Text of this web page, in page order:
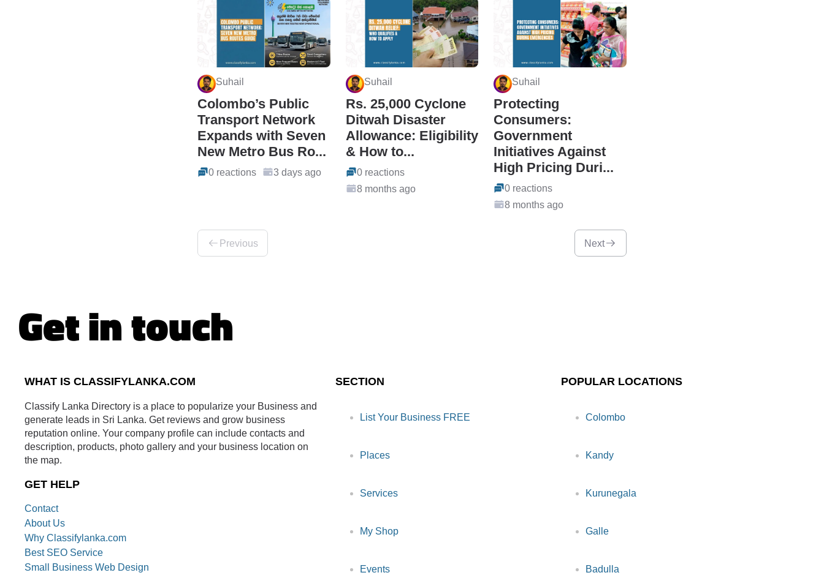
Suhail
Colombo’s Public
Transport Network
Expands with Seven
New Metro Bus Ro...
0 reactions 3 days ago
Suhail
Rs. 25,000 Cyclone
Ditwah Disaster
Allowance: Eligibility
& How to...
0 reactions
8 months ago
Suhail
Protecting
Consumers:
Government
Initiatives Against
High Pricing Duri...
0 reactions
8 months ago
Previous Next
Get in touch
WHAT IS CLASSIFYLANKA.COM
Classify Lanka Directory is a place to popularize your Business and
generate leads in Sri Lanka. Get reviews and grow business
reputation online. Your company profile can include contacts and
description, products, photo gallery and your business location on
the map.
GET HELP
Contact
About Us
Why Classifylanka.com
Best SEO Service
Small Business Web Design
SECTION
List Your Business FREE
Places
Services
My Shop
Events
POPULAR LOCATIONS
Colombo
Kandy
Kurunegala
Galle
Badulla